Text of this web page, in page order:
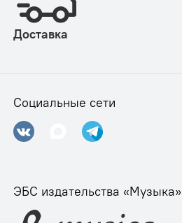
Доставка
Социальные сети
ЭБС издательства «Музыка»